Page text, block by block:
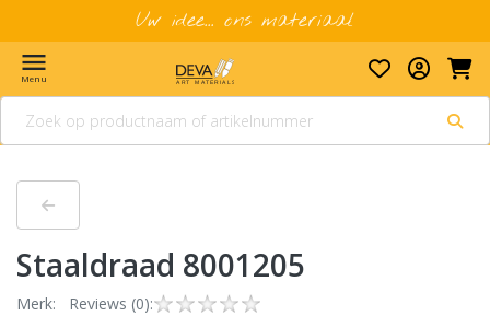
Uw idee... ons materiaal
menu
Menu
staaldraad 8001205
Merk: Reviews (0):